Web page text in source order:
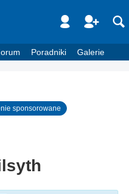
Poradniki Galerie
sponsorowane